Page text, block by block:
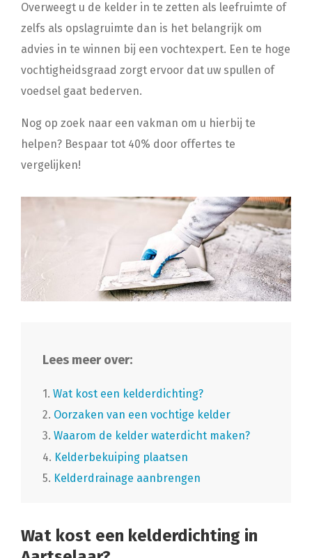
Overweegt u de kelder in te zetten als leefruimte of
zelfs als opslagruimte dan is het belangrijk om
advies in te winnen bij een vochtexpert. Een te hoge
vochtigheidsgraad zorgt ervoor dat uw spullen of
voedsel gaat bederven.
Nog op zoek naar een vakman om u hierbij te
helpen? Bespaar tot 40% door offertes te
vergelijken!
Lees meer over:
1. Wat kost een kelderdichting?
2. Oorzaken van een vochtige kelder
3. Waarom de kelder waterdicht maken?
4. Kelderbekuiping plaatsen
5. Kelderdrainage aanbrengen
Wat kost een kelderdichting in